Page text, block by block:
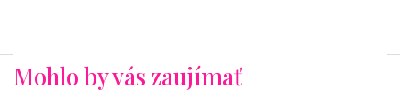
Mohlo by vás zaujímať